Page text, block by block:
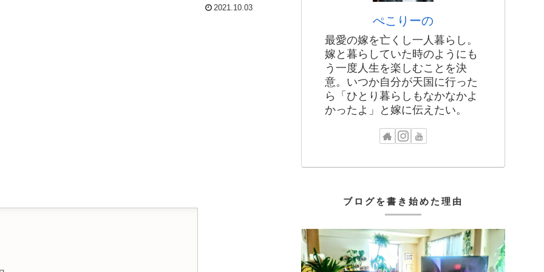
2021.10.03
ぺこりーの
最愛の嫁を亡くし一人暮らし。
嫁と暮らしていた時のようにも
う一度人生を楽しむことを決
意。いつか自分が天国に行った
ら「ひとり暮らしもなかなかよ
かったよ」と嫁に伝えたい。
ブログを書き始めた理由